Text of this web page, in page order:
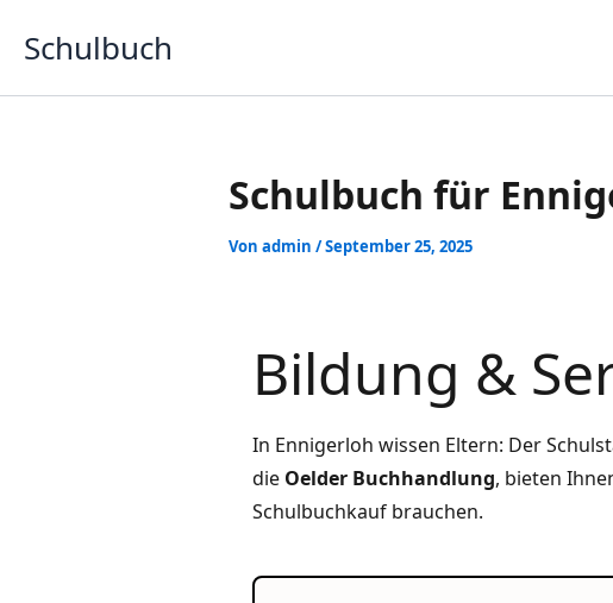
InhaltSchulbuch
Schulbuch für
Von admin /September 25, 2025
Bildung &
In Ennigerloh wissen Eltern: Der
die Oelder Buchhandlung, bieten
Schulbuchkauf brauchen.